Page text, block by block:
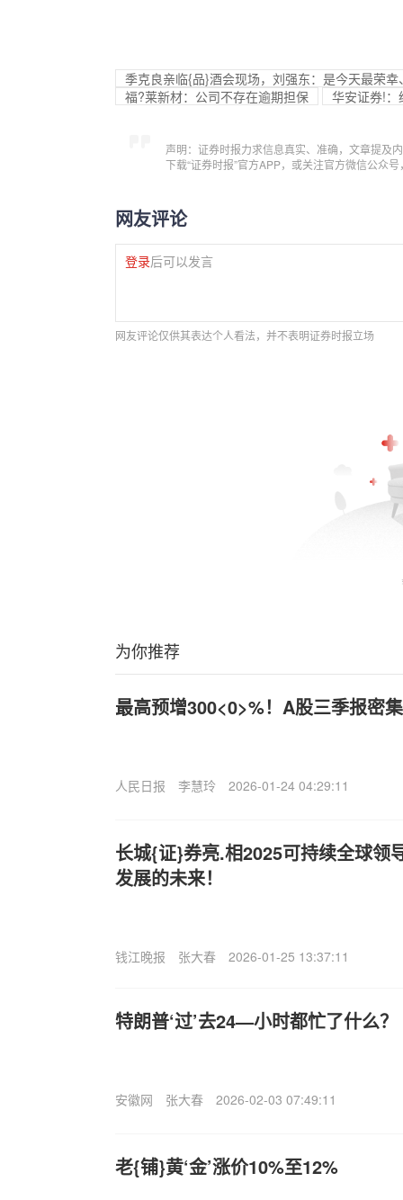
季克良亲临{品}酒会现场，刘强东：是今天最荣
福?莱新材：公司不存在逾期担保
华安证券!：
声明：证券时报力求信息真实、准确，文章提及
下载“证券时报”官方APP，或关注官方微信公众
网友评论
登录后可以发言
网友评论仅供其表达个人看法，并不表明证券时报立场
为你推荐
最高预增300<0>%！A股三季报密
人民日报 李慧玲 2026-01-24 04:29:11
长城{证}券亮.相2025可持续全球领
发展的未来！
钱江晚报 张大春 2026-01-25 13:37:11
特朗普‘过’去24—小时都忙了什么
安徽网 张大春 2026-02-03 07:49:11
老{铺}黄‘金’涨价10%至12%